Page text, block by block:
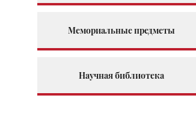
Мемориальные предметы
Научная библиотека